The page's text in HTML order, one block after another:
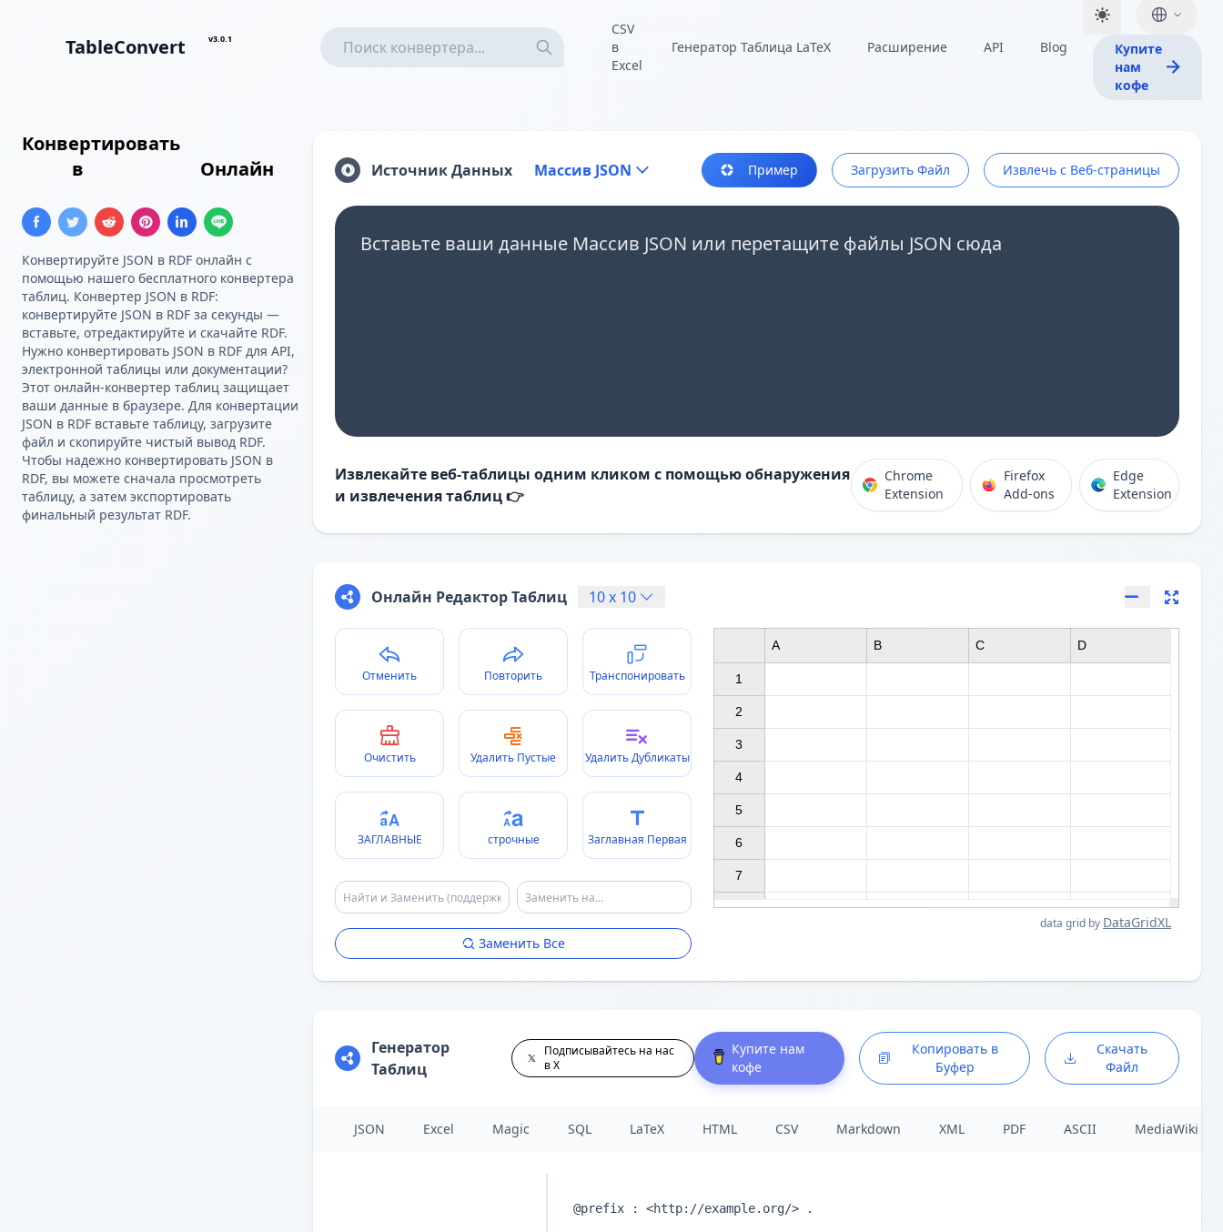
TableConvert v3.0.1
CSV
в
Excel
Генератор Таблица LaTeX Расширение API Blog
Купите
нам
кофе
Конвертировать
в Онлайн
Конвертируйте JSON в RDF онлайн с
помощью нашего бесплатного конвертера
таблиц. Конвертер JSON в RDF:
конвертируйте JSON в RDF за секунды —
вставьте, отредактируйте и скачайте RDF.
Нужно конвертировать JSON в RDF для API,
электронной таблицы или документации?
Этот онлайн-конвертер таблиц защищает
ваши данные в браузере. Для конвертации
JSON в RDF вставьте таблицу, загрузите
файл и скопируйте чистый вывод RDF.
Чтобы надежно конвертировать JSON в
RDF, вы можете сначала просмотреть
таблицу, а затем экспортировать
финальный результат RDF.
Источник Данных Массив JSON Пример Загрузить Файл Извлечь с Веб-страницы
Вставьте ваши данные Массив JSON или перетащите файлы JSON сюда
Извлекайте веб-таблицы одним кликом с помощью обнаружения
и извлечения таблиц 👉
Chrome
Extension
Firefox
Add-ons
Edge
Extension
Онлайн Редактор Таблиц 10x 10
Отменить Повторить Транспонировать
Очистить Удалить Пустые Удалить Дубликаты
ЗАГЛАВНЫЕ строчные Заглавная Первая
Заменить Все
1
2
3
4
5
6
7
A B C D
data grid by DataGridXL
Генератор
Таблиц
Подписывайтесь на нас
в X
Купите нам
кофе
Копировать в
Буфер
Скачать
Файл
JSON Excel Magic SQL LaTeX HTML CSV Markdown XML PDF ASCII MediaWiki